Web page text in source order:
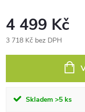
Skladem >5 ks
4 499 Kč
3 718 Kč bez DPH